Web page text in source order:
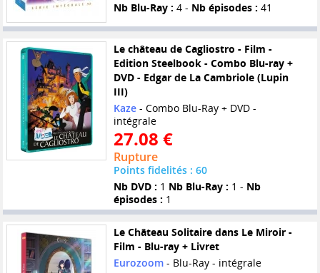
Nb Blu-Ray : 4 - Nb épisodes : 41
Le château de Cagliostro - Film -
Edition Steelbook - Combo Blu-ray +
DVD - Edgar de La Cambriole (Lupin
III)
Kaze- Combo Blu-Ray + DVD -
intégrale
27.08 €
Rupture
Points fidelités : 60
Nb DVD : 1 Nb Blu-Ray : 1 - Nb
épisodes : 1
Le Château Solitaire dans Le Miroir -
Film - Blu-ray + Livret
Eurozoom- Blu-Ray - intégrale